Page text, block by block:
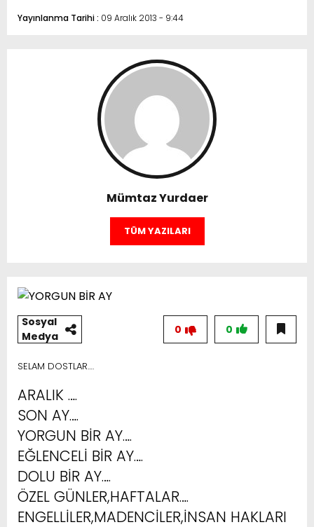
Yayınlanma Tarihi : 09 Aralık 2013 - 9:44
Mümtaz Yurdaer
TÜM YAZILARI
Sosyal
Medya
0
0
SELAM DOSTLAR….
ARALIK ….
SON AY….
YORGUN BİR AY….
EĞLENCELİ BİR AY….
DOLU BİR AY….
ÖZEL GÜNLER,HAFTALAR….
ENGELLİLER,MADENCİLER,İNSAN HAKLARI